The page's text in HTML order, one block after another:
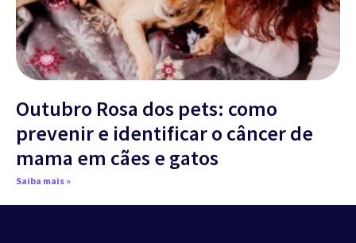
Outubro Rosa dos pets: como
prevenir e identificar o câncer de
mama em cães e gatos
Saiba mais »